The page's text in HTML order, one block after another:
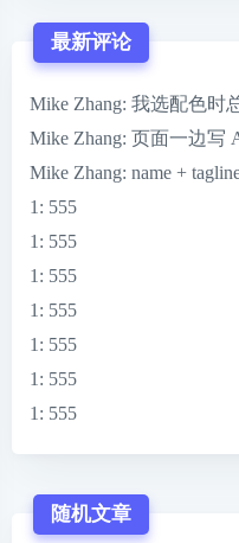
最新评论
Mike Zhang: 我选配色时
Mike Zhang: 页面一边写
Mike Zhang: name +
1 : 555
1 : 555
1 : 555
1 : 555
1 : 555
1 : 555
1 : 555
随机文章